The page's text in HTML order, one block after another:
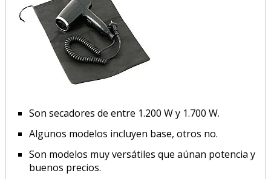
Son secadores de entre 1.200 W y 1.700 W.
Algunos modelos incluyen base, otros no.
Son modelos muy versátiles que aúnan potencia y
buenos precios.